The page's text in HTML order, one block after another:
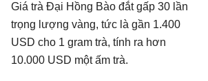
Giá trà Đại Hồng Bào đắt gấp 30 lần
trọng lượng vàng, tức là gần 1.400
USD cho 1 gram trà, tính ra hơn
10.000 USD một ấm trà.